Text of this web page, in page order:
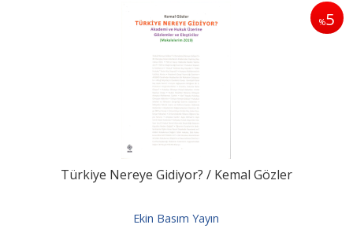
%5
Türkiye Nereye Gidiyor? / Kemal Gözler
Ekin Basım Yayın